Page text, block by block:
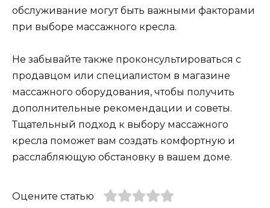
обслуживание могут быть важными факторами
при выборе массажного кресла.
Не забывайте также проконсультироваться с
продавцом или специалистом в магазине
массажного оборудования, чтобы получить
дополнительные рекомендации и советы.
Тщательный подход к выбору массажного
кресла поможет вам создать комфортную и
расслабляющую обстановку в вашем доме.
Оцените статью